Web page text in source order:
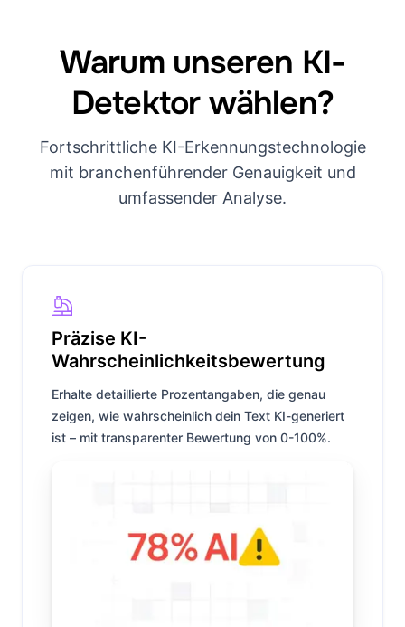
Warum unseren KI-
Detektor wählen?
Fortschrittliche KI-Erkennungstechnologie
mit branchenführender Genauigkeit und
umfassender Analyse.
Präzise KI-
Wahrscheinlichkeitsbewertung
Erhalte detaillierte Prozentangaben, die genau
zeigen, wie wahrscheinlich dein Text KI-generiert
ist – mit transparenter Bewertung von 0-100%.